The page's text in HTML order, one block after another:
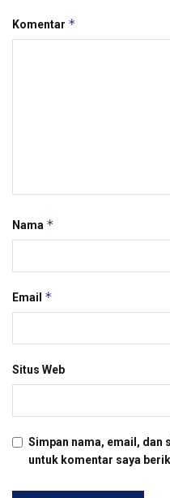
Komentar *
Nama *
Email *
Situs Web
Simpan nama, email, dan
untuk komentar saya